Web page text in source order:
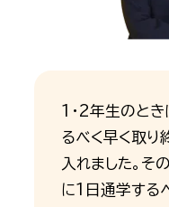
1・2年生のと
るべく早く取り
入れました。そ
に1日通学する